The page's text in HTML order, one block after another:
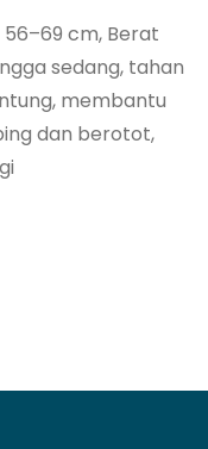
56–69 cm, Berat
sedang, tahan
membantu
dan berotot,